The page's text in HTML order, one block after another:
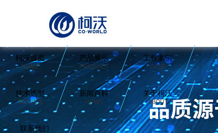
柯沃首页
HOME
产品展示
PRODUCT
工程案例
CASE
技术选型
SERVICE
新闻百科
NEWS
关于柯沃
ABOUT
联系我们